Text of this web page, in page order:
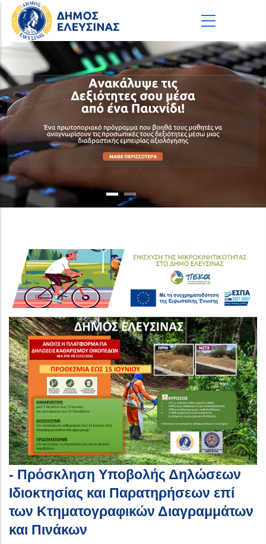
Παράκαμψη προς το κυρίως περιεχόμενο
- Πρόσκληση Υποβολής Δηλώσεων
Ιδιοκτησίας και Παρατηρήσεων επί
των Κτηματογραφικών Διαγραμμάτων
και Πινάκων